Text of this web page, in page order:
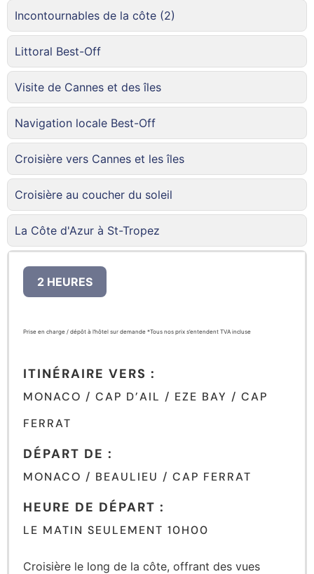
Incontournables de la côte (2)
Littoral Best-Off
Visite de Cannes et des îles
Navigation locale Best-Off
Croisière vers Cannes et les îles
Croisière au coucher du soleil
La Côte d'Azur à St-Tropez
2 HEURES
Prise en charge / dépôt à l’hôtel sur demande *Tous nos prix s’entendent TVA incluse
ITINÉRAIRE VERS :
MONACO / CAP D’AIL / EZE BAY / CAP
FERRAT
DÉPART DE :
MONACO / BEAULIEU / CAP FERRAT
HEURE DE DÉPART :
LE MATIN SEULEMENT 10H00
Croisière le long de la côte, offrant des vues